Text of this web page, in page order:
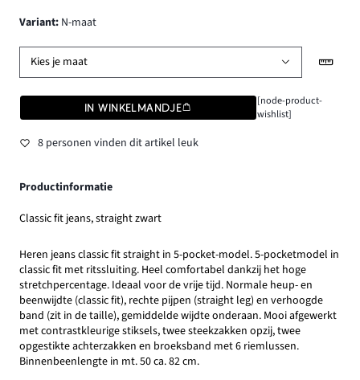
Variant: N-maat
Kies je maat
IN WINKELMANDJE
[node-product-
wishlist]
8 personen vinden dit artikel leuk
Productinformatie
Classic fit jeans, straight zwart
Heren jeans classic fit straight in 5-pocket-model. 5-pocketmodel in
classic fit met ritssluiting. Heel comfortabel dankzij het hoge
stretchpercentage. Ideaal voor de vrije tijd. Normale heup- en
beenwijdte (classic fit), rechte pijpen (straight leg) en verhoogde
band (zit in de taille), gemiddelde wijdte onderaan. Mooi afgewerkt
met contrastkleurige stiksels, twee steekzakken opzij, twee
opgestikte achterzakken en broeksband met 6 riemlussen.
Binnenbeenlengte in mt. 50 ca. 82 cm.